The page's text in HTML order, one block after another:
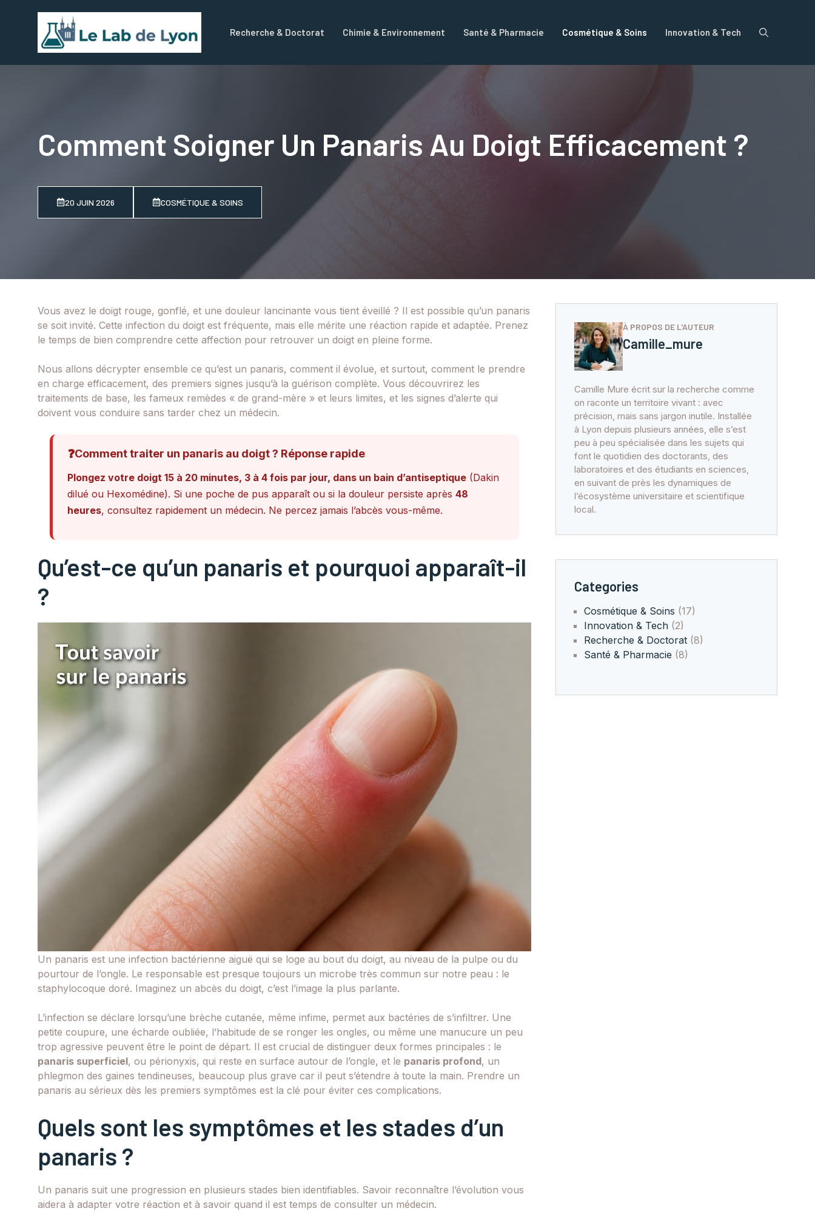
Recherche & Doctorat Chimie & Environnement Santé & Pharmacie Cosmétique & Soins Innovation & Tech
Comment Soigner Un Panaris Au Doigt Efficacement ?
20 JUIN 2026 COSMÉTIQUE & SOINS
Vous avez le doigt rouge, gonflé, et une douleur lancinante vous tient éveillé ? Il est possible qu’un panaris
se soit invité. Cette infection du doigt est fréquente, mais elle mérite une réaction rapide et adaptée. Prenez
le temps de bien comprendre cette affection pour retrouver un doigt en pleine forme.
Nous allons décrypter ensemble ce qu’est un panaris, comment il évolue, et surtout, comment le prendre
en charge efficacement, des premiers signes jusqu’à la guérison complète. Vous découvrirez les
traitements de base, les fameux remèdes « de grand-mère » et leurs limites, et les signes d’alerte qui
doivent vous conduire sans tarder chez un médecin.
❓Comment traiter un panaris au doigt ? Réponse rapide
Plongez votre doigt 15 à 20 minutes, 3 à 4 fois par jour, dans un bain d’antiseptique (Dakin
dilué ou Hexomédine). Si une poche de pus apparaît ou si la douleur persiste après 48
heures, consultez rapidement un médecin. Ne percez jamais l’abcès vous-même.
Qu’est-ce qu’un panaris et pourquoi apparaît-il
?
Un panaris est une infection bactérienne aiguë qui se loge au bout du doigt, au niveau de la pulpe ou du
pourtour de l’ongle. Le responsable est presque toujours un microbe très commun sur notre peau : le
staphylocoque doré. Imaginez un abcès du doigt, c’est l’image la plus parlante.
L’infection se déclare lorsqu’une brèche cutanée, même infime, permet aux bactéries de s’infiltrer. Une
petite coupure, une écharde oubliée, l’habitude de se ronger les ongles, ou même une manucure un peu
trop agressive peuvent être le point de départ. Il est crucial de distinguer deux formes principales : le
panaris superficiel, ou périonyxis, qui reste en surface autour de l’ongle, et le panaris profond, un
phlegmon des gaines tendineuses, beaucoup plus grave car il peut s’étendre à toute la main. Prendre un
panaris au sérieux dès les premiers symptômes est la clé pour éviter ces complications.
Quels sont les symptômes et les stades d’un
panaris ?
Un panaris suit une progression en plusieurs stades bien identifiables. Savoir reconnaître l’évolution vous
aidera à adapter votre réaction et à savoir quand il est temps de consulter un médecin.
À PROPOS DE L'AUTEUR
Camille_mure
Camille Mure écrit sur la recherche comme
on raconte un territoire vivant : avec
précision, mais sans jargon inutile. Installée
à Lyon depuis plusieurs années, elle s’est
peu à peu spécialisée dans les sujets qui
font le quotidien des doctorants, des
laboratoires et des étudiants en sciences,
en suivant de près les dynamiques de
l’écosystème universitaire et scientifique
local.
Categories
Cosmétique & Soins (17)
Innovation & Tech (2)
Recherche & Doctorat (8)
Santé & Pharmacie (8)